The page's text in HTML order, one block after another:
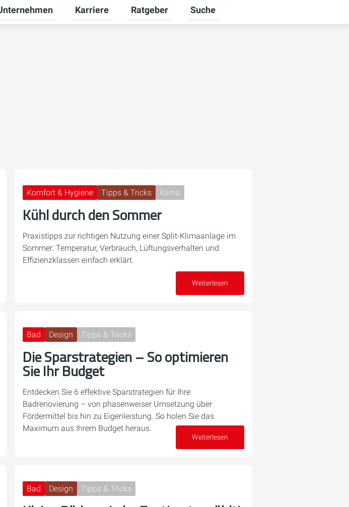
umschaltenfür Gewerbekunden umschalten
Untermenü für Unternehmen umschalten
Karriere
Untermenü für Karriere umschalten
Ratgeber
Untermenü für Ratgeber umschalten
Suche
Komfort & Hygiene Tipps & Tricks Klima
Kühl durch den Sommer
Praxistipps zur richtigen Nutzung einer Split-Klimaanlage im
Sommer: Temperatur, Verbrauch, Lüftungsverhalten und
Effizienzklassen einfach erklärt.
23. Juni 2026
Weiterlesen
Bad Design Tipps & Tricks
Die Sparstrategien – So optimieren
Sie Ihr Budget
Entdecken Sie 6 effektive Sparstrategien für Ihre
Badrenovierung – von phasenweiser Umsetzung über
Fördermittel bis hin zu Eigenleistung. So holen Sie das
Maximum aus Ihrem Budget heraus.
Weiterlesen
Bad Design Tipps & Tricks